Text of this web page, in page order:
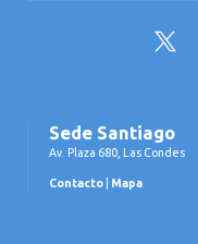
Twitter
Sede Santiago
Av. Plaza 680, Las Condes
Contacto Mapa